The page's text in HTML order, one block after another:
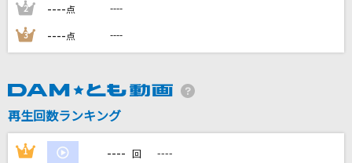
2 ----点 ----
3 ----点 ----
再生回数ランキング
1 ---- 回 ----